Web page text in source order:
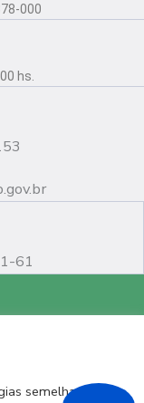
000
hs.
61
semelhantes de